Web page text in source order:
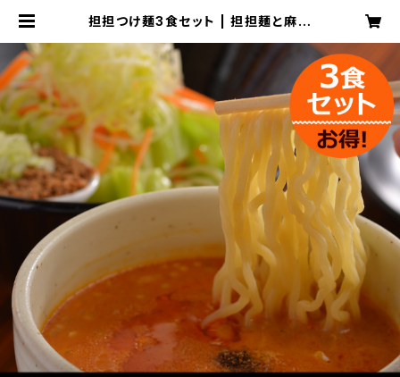
担担つけ麺3食セット | 担担麺と麻婆